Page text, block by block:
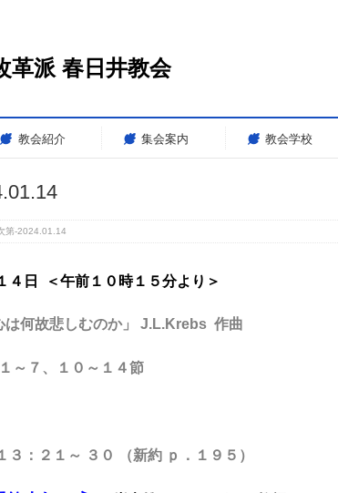
革派 春日井教会
教会紹介 集会案内 教会学校
第-2024.01.14
４日 ＜午前１０時１５分より＞
は何故悲しむのか」 J.L.Krebs 作曲
７、１０～１４節
：２１～ ３０ （新約 ｐ．１９５）